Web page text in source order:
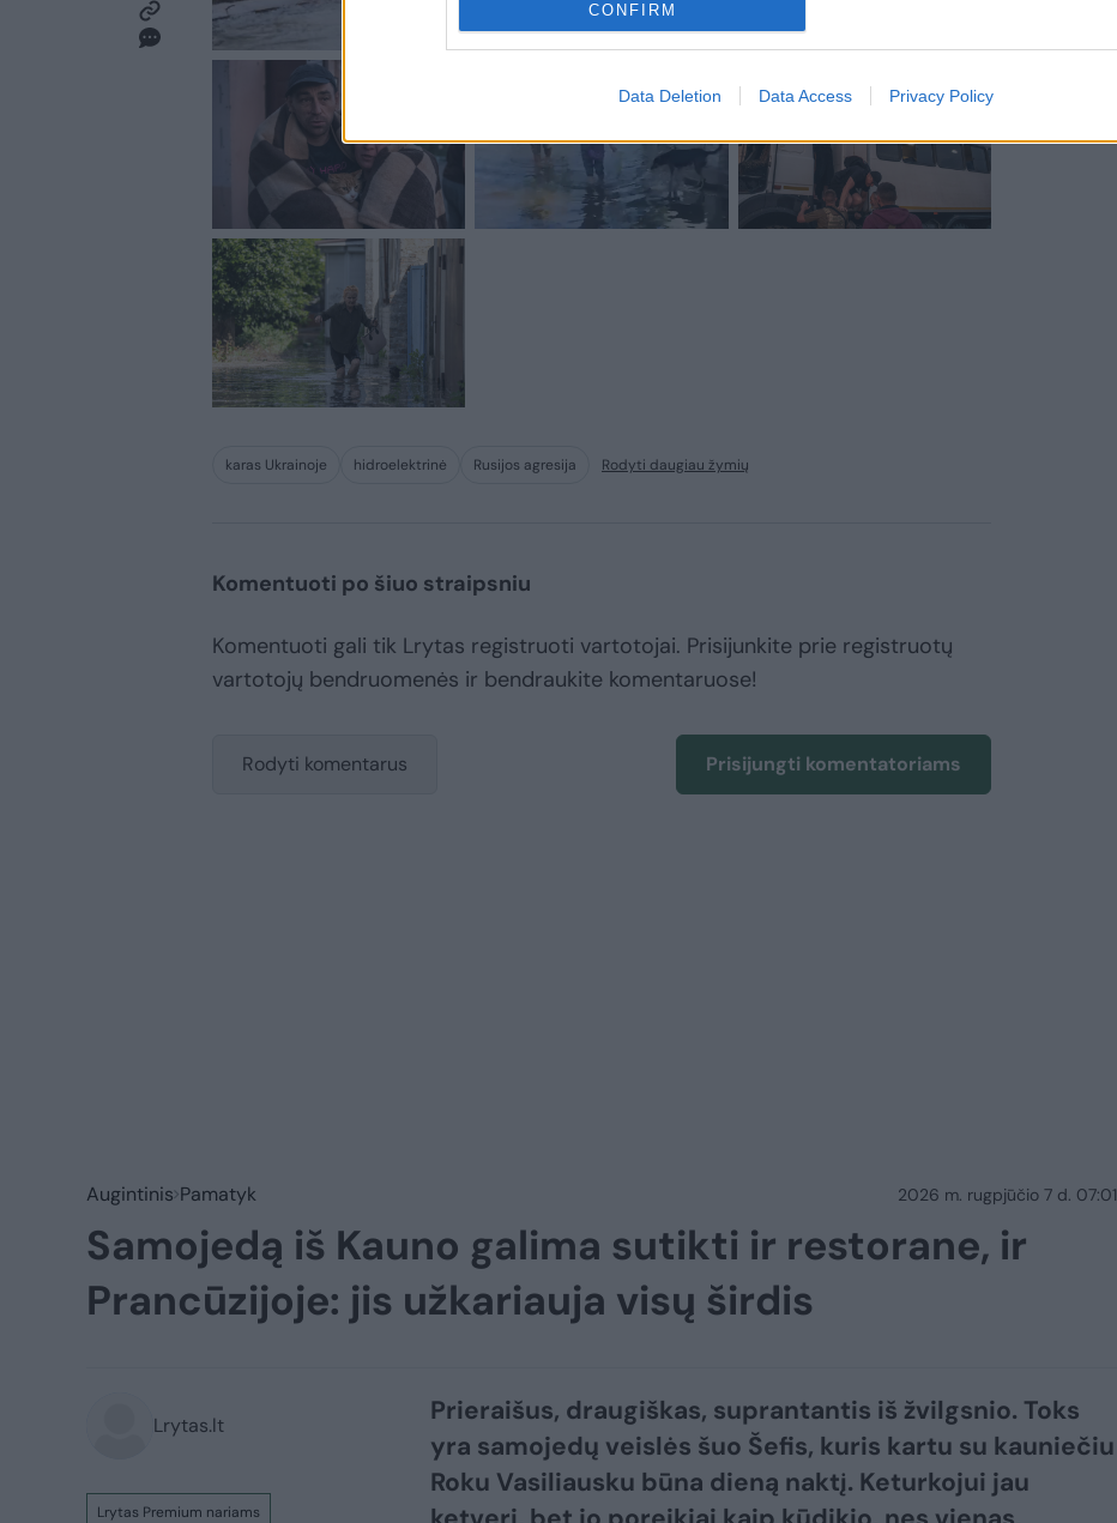
CONFIRM
Data Deletion Data Access Privacy Policy
karas Ukrainoje hidroelektrinė Rusijos agresija Rodyti daugiau žymių
Komentuoti po šiuo straipsniu
Komentuoti gali tik Lrytas registruoti vartotojai. Prisijunkite prie registruotų
vartotojų bendruomenės ir bendraukite komentaruose!
Rodyti komentarus Prisijungti komentatoriams
Augintinis Pamatyk 2026 m. rugpjūčio 7 d. 07:01
Samojedą iš Kauno galima sutikti ir restorane, ir
Prancūzijoje: jis užkariauja visų širdis
Lrytas.lt
Lrytas Premium nariams
Prieraišus, draugiškas, suprantantis iš žvilgsnio. Toks
yra samojedų veislės šuo Šefis, kuris kartu su kauniečiu
Roku Vasiliausku būna dieną naktį. Keturkojui jau